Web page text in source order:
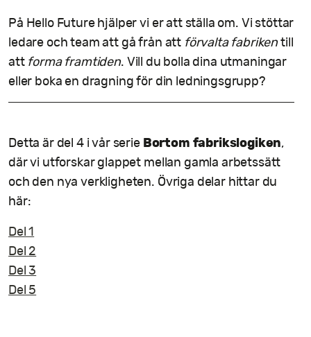
På Hello Future hjälper vi er att ställa om. Vi stöttar
ledare och team att gå från att förvalta fabrikentill
att forma framtiden. Vill du bolla dina utmaningar
eller boka en dragning för din ledningsgrupp?
Detta är del 4 i vår serie Bortom fabrikslogiken,
där vi utforskar glappet mellan gamla arbetssätt
och den nya verkligheten. Övriga delar hittar du
här:
Del 1
Del 2
Del 3
Del 5